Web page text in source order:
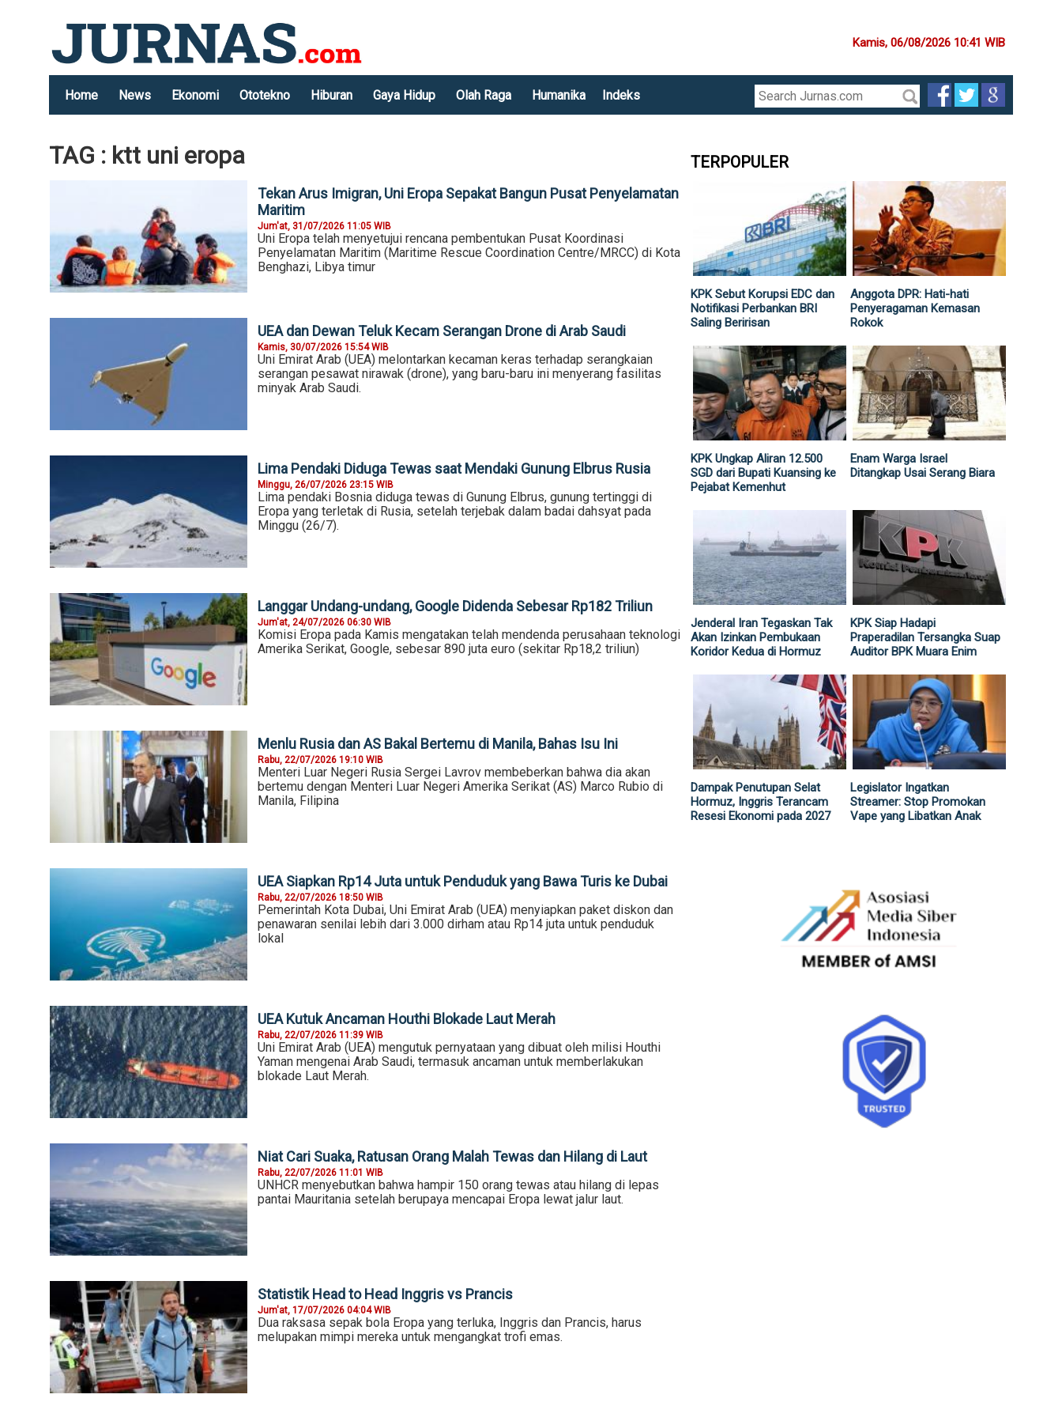
Kamis, 06/08/2026 10:41 WIB
Home News Ekonomi Ototekno Hiburan Gaya Hidup Olah Raga Humanika Indeks
TAG : ktt uni eropa
Tekan Arus Imigran, Uni Eropa Sepakat Bangun Pusat Penyelamatan
Maritim
Jum'at, 31/07/2026 11:05 WIB
Uni Eropa telah menyetujui rencana pembentukan Pusat Koordinasi
Penyelamatan Maritim (Maritime Rescue Coordination Centre/MRCC) di Kota
Benghazi, Libya timur
UEA dan Dewan Teluk Kecam Serangan Drone di Arab Saudi
Kamis, 30/07/2026 15:54 WIB
Uni Emirat Arab (UEA) melontarkan kecaman keras terhadap serangkaian
serangan pesawat nirawak (drone), yang baru-baru ini menyerang fasilitas
minyak Arab Saudi.
Lima Pendaki Diduga Tewas saat Mendaki Gunung Elbrus Rusia
Minggu, 26/07/2026 23:15 WIB
Lima pendaki Bosnia diduga tewas di Gunung Elbrus, gunung tertinggi di
Eropa yang terletak di Rusia, setelah terjebak dalam badai dahsyat pada
Minggu (26/7).
Langgar Undang-undang, Google Didenda Sebesar Rp182 Triliun
Jum'at, 24/07/2026 06:30 WIB
Komisi Eropa pada Kamis mengatakan telah mendenda perusahaan teknologi
Amerika Serikat, Google, sebesar 890 juta euro (sekitar Rp18,2 triliun)
Menlu Rusia dan AS Bakal Bertemu di Manila, Bahas Isu Ini
Rabu, 22/07/2026 19:10 WIB
Menteri Luar Negeri Rusia Sergei Lavrov membeberkan bahwa dia akan
bertemu dengan Menteri Luar Negeri Amerika Serikat (AS) Marco Rubio di
Manila, Filipina
UEA Siapkan Rp14 Juta untuk Penduduk yang Bawa Turis ke Dubai
Rabu, 22/07/2026 18:50 WIB
Pemerintah Kota Dubai, Uni Emirat Arab (UEA) menyiapkan paket diskon dan
penawaran senilai lebih dari 3.000 dirham atau Rp14 juta untuk penduduk
lokal
UEA Kutuk Ancaman Houthi Blokade Laut Merah
Rabu, 22/07/2026 11:39 WIB
Uni Emirat Arab (UEA) mengutuk pernyataan yang dibuat oleh milisi Houthi
Yaman mengenai Arab Saudi, termasuk ancaman untuk memberlakukan
blokade Laut Merah.
Niat Cari Suaka, Ratusan Orang Malah Tewas dan Hilang di Laut
Rabu, 22/07/2026 11:01 WIB
UNHCR menyebutkan bahwa hampir 150 orang tewas atau hilang di lepas
pantai Mauritania setelah berupaya mencapai Eropa lewat jalur laut.
Statistik Head to Head Inggris vs Prancis
Jum'at, 17/07/2026 04:04 WIB
Dua raksasa sepak bola Eropa yang terluka, Inggris dan Prancis, harus
melupakan mimpi mereka untuk mengangkat trofi emas.
TERPOPULER
KPK Sebut Korupsi EDC dan
Notifikasi Perbankan BRI
Saling Beririsan
Anggota DPR: Hati-hati
Penyeragaman Kemasan
Rokok
KPK Ungkap Aliran 12.500
SGD dari Bupati Kuansing ke
Pejabat Kemenhut
Enam Warga Israel
Ditangkap Usai Serang Biara
Jenderal Iran Tegaskan Tak
Akan Izinkan Pembukaan
Koridor Kedua di Hormuz
KPK Siap Hadapi
Praperadilan Tersangka Suap
Auditor BPK Muara Enim
Dampak Penutupan Selat
Hormuz, Inggris Terancam
Resesi Ekonomi pada 2027
Legislator Ingatkan
Streamer: Stop Promokan
Vape yang Libatkan Anak